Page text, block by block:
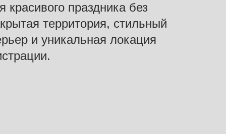
красивого праздника без
территория, стильный
и уникальная локация